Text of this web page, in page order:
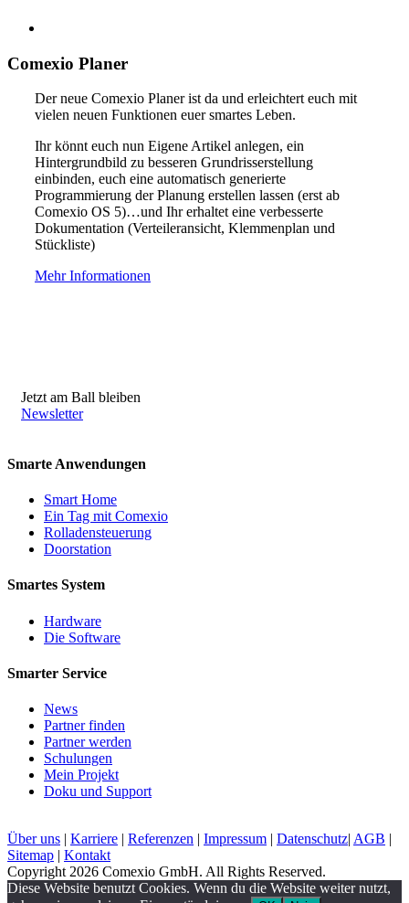
Comexio Planer
Der neue Comexio Planer ist da und erleichtert euch mit
vielen neuen Funktionen euer smartes Leben.
Ihr könnt euch nun Eigene Artikel anlegen, ein
Hintergrundbild zu besseren Grundrisserstellung
einbinden, euch eine automatisch generierte
Programmierung der Planung erstellen lassen (erst ab
Comexio OS 5)…und Ihr erhaltet eine verbesserte
Dokumentation (Verteileransicht, Klemmenplan und
Stückliste)
Mehr Informationen
Jetzt am Ball bleiben
Newsletter
Smarte Anwendungen
Smart Home
Ein Tag mit Comexio
Rolladensteuerung
Doorstation
Smartes System
Hardware
Die Software
Smarter Service
News
Partner finden
Partner werden
Schulungen
Mein Projekt
Doku und Support
Über uns | Karriere | Referenzen | Impressum | Datenschutz| AGB |
Sitemap | Kontakt
Copyright 2026 Comexio GmbH. All Rights Reserved.
Diese Website benutzt Cookies. Wenn du die Website weiter nutzt,